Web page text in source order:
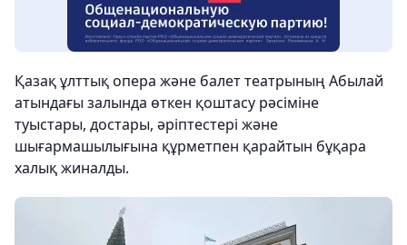
Қазақ ұлттық опера және балет театрының Абылай
атындағы залында өткен қоштасу рәсіміне
туыстары, достары, әріптестері және
шығармашылығына құрметпен қарайтын бұқара
халық жиналды.